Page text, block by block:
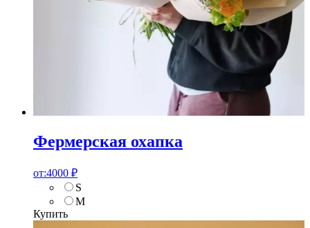
Фермерская охапка
от:4000 ₽
S
M
Купить